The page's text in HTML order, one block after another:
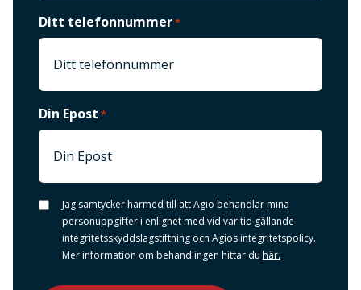
Ditt telefonnummer*
Din Epost *
*
Jag samtycker härmed till att Agio behandlar mina
personuppgifter i enlighet med vid var tid gällande
integritetsskyddslagstiftning och Agios integritetspolicy.
Mer information om behandlingen hittar du här.